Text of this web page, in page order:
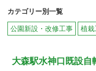
カテゴリー別一覧
公園新設・改修工事 植栽
大森駅水神口既設自